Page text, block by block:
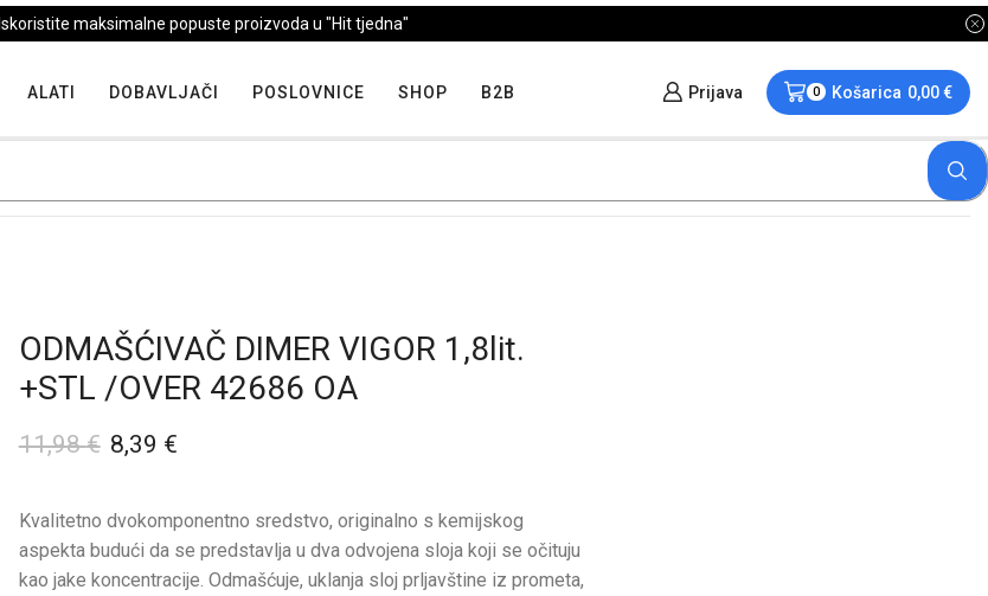
Iskoristite maksimalne popuste proizvoda u "Hit tjedna"
ALATI DOBAVLJAČI POSLOVNICE SHOP B2B Prijava 0 Košarica 0,00€
ODMAŠĆIVAČ DIMER VIGOR 1,8lit.
+STL /OVER 42686 OA
11,98€ 8,39 €
Kvalitetno dvokomponentno sredstvo, originalno s kemijskog
aspekta budući da se predstavlja u dva odvojena sloja koji se očituju
kao jake koncentracije. Odmašćuje, uklanja sloj prljavštine iz prometa,